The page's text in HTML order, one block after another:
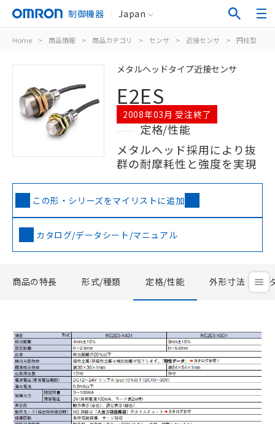
制御機器 Japan
Home > 商品情報 > 商品カテゴリ > センサ > 近接センサ > 円柱型
メタルヘッドタイプ近接センサ
E2ES
2008年03月 受注終了
定格/性能
メタルヘッド採用により抜
群の耐摩耗性と強度を実現
この形・シリーズをマイリストに追加
カタログ/データシート/マニュアル
商品の特長 形式/種類 定格/性能 外形寸法